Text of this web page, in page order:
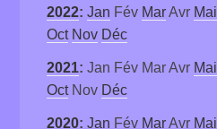
2022:Jan Fév Mar Avr Mai
Oct Nov Déc
2021:Jan Fév Mar Avr Mai
Oct Nov Déc
2020:Jan Fév Mar Avr Mai